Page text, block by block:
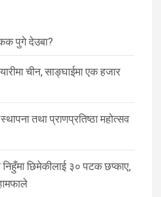
पुगे देउबा?
चीन, साङ्घाईमा एक हजार
तथा प्राणप्रतिष्ठा महोत्सव
छिमेकीलाई ३० पटक छप्काए,